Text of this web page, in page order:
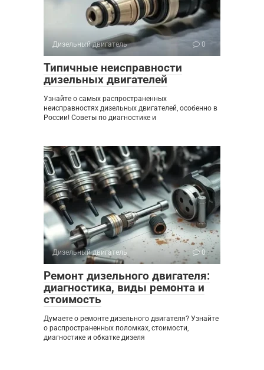
Дизельный двигатель 0
Типичные неисправности
дизельных двигателей
Узнайте о самых распространенных
неисправностях дизельных двигателей, особенно в
России! Советы по диагностике и
Дизельный двигатель 0
Ремонт дизельного двигателя:
диагностика, виды ремонта и
стоимость
Думаете о ремонте дизельного двигателя? Узнайте
о распространенных поломках, стоимости,
диагностике и обкатке дизеля